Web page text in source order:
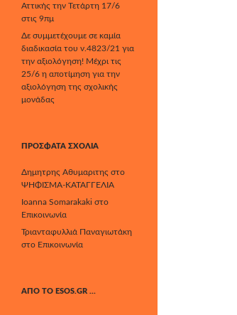
Αττικής την Τετάρτη 17/6
στις 9πμ
Δε συμμετέχουμε σε καμία
διαδικασία του ν.4823/21 για
την αξιολόγηση! Μέχρι τις
25/6 η αποτίμηση για την
αξιολόγηση της σχολικής
μονάδας
ΠΡΌΣΦΑΤΑ ΣΧΌΛΙΑ
Δημητρης Αθυμαριτης στο
ΨΗΦΙΣΜΑ-ΚΑΤΑΓΓΕΛΙΑ
Ioanna Somarakaki στο
Επικοινωνία
Τριανταφυλλιά Παναγιωτάκη
στο Επικοινωνία
ΑΠΌ ΤΟ ESOS.GR …